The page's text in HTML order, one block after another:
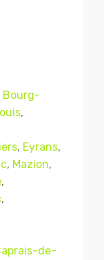
Bourg-
,
, Eyrans,
, Mazion,
,
,
de-